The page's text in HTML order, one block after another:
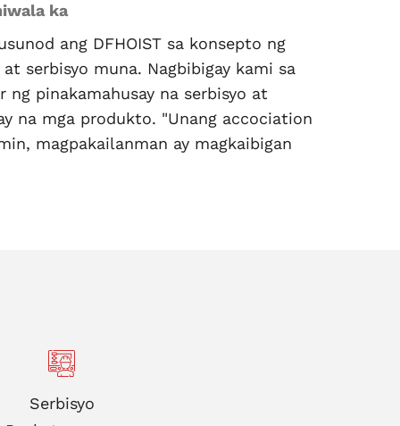
ka
ang DFHOIST sa konsepto ng
serbisyo muna. Nagbibigay kami sa
ng pinakamahusay na serbisyo at
na mga produkto. "Unang accociation
magpakailanman ay magkaibigan
Serbisyo